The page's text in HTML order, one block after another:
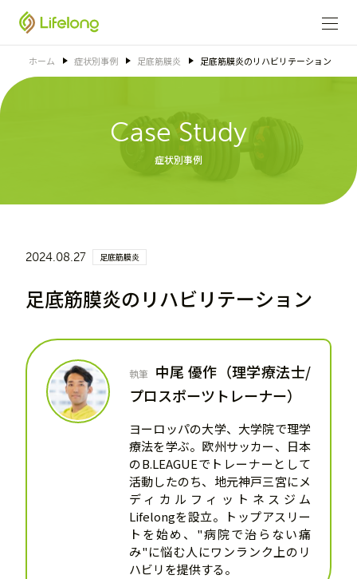
ホーム 症状別事例 足底筋膜炎 足底筋膜炎のリハビリテーション
Case Study
症状別事例
2024.08.27 足底筋膜炎
足底筋膜炎のリハビリテーション
執筆
中尾 優作（理学療法士/
プロスポーツトレーナー）
ヨーロッパの大学、大学院で理学
療法を学ぶ。欧州サッカー、日本
のB.LEAGUEでトレーナーとして
活動したのち、地元神戸三宮にメ
ディカルフィットネスジム
Lifelongを設立。トップアスリー
トを始め、"病院で治らない痛
み"に悩む人にワンランク上のリ
ハビリを提供する。